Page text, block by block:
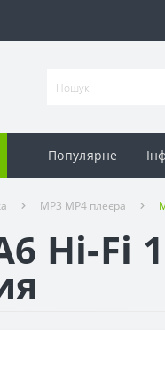
Популярне
MP3 MP4 плеєра
Hi-